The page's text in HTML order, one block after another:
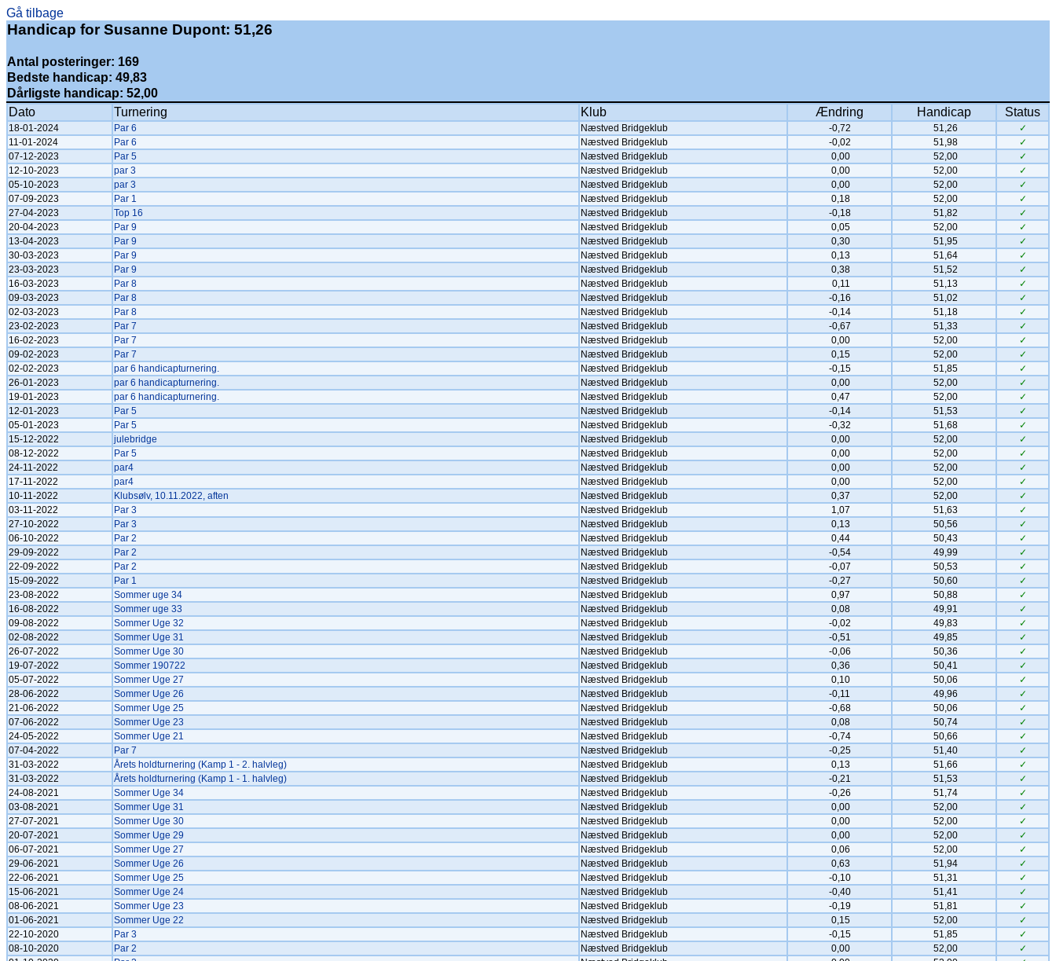
Gå tilbage
Handicap for Susanne Dupont: 51,26
Antal posteringer: 169
Bedste handicap: 49,83
Dårligste handicap: 52,00
Dato
Turnering Klub Ændring Handicap Status
18-01-2024 Par 6 Næstved Bridgeklub -0,72 51,26
✓
11-01-2024
Par 6 Næstved Bridgeklub -0,02 51,98
✓
07-12-2023
Par 5 Næstved Bridgeklub 0,00 52,00
✓
12-10-2023
par 3 Næstved Bridgeklub 0,00 52,00
✓
05-10-2023
par 3 Næstved Bridgeklub 0,00 52,00
✓
07-09-2023
Par 1 Næstved Bridgeklub 0,18 52,00
✓
27-04-2023
Top 16 Næstved Bridgeklub -0,18 51,82
✓
20-04-2023
Par 9 Næstved Bridgeklub 0,05 52,00
✓
13-04-2023
Par 9 Næstved Bridgeklub 0,30 51,95
✓
30-03-2023
Par 9 Næstved Bridgeklub 0,13 51,64
✓
23-03-2023
Par 9 Næstved Bridgeklub 0,38 51,52
✓
16-03-2023
Par 8 Næstved Bridgeklub 0,11 51,13
✓
09-03-2023
Par 8 Næstved Bridgeklub -0,16 51,02
✓
02-03-2023
Par 8 Næstved Bridgeklub -0,14 51,18
✓
23-02-2023
Par 7 Næstved Bridgeklub -0,67 51,33
✓
16-02-2023
Par 7 Næstved Bridgeklub 0,00 52,00
✓
09-02-2023
Par 7 Næstved Bridgeklub 0,15 52,00
✓
02-02-2023
par 6 handicapturnering. Næstved Bridgeklub -0,15 51,85
✓
26-01-2023
par 6 handicapturnering. Næstved Bridgeklub 0,00 52,00
✓
19-01-2023
par 6 handicapturnering. Næstved Bridgeklub 0,47 52,00
✓
12-01-2023
Par 5 Næstved Bridgeklub -0,14 51,53
✓
05-01-2023
Par 5 Næstved Bridgeklub -0,32 51,68
✓
15-12-2022
julebridge Næstved Bridgeklub 0,00 52,00
✓
08-12-2022
Par 5 Næstved Bridgeklub 0,00 52,00
✓
24-11-2022
par4 Næstved Bridgeklub 0,00 52,00
✓
17-11-2022
par4 Næstved Bridgeklub 0,00 52,00
✓
10-11-2022
Klubsølv, 10.11.2022, aften Næstved Bridgeklub 0,37 52,00
✓
03-11-2022
Par 3 Næstved Bridgeklub 1,07 51,63
✓
27-10-2022
Par 3 Næstved Bridgeklub 0,13 50,56
✓
06-10-2022
Par 2 Næstved Bridgeklub 0,44 50,43
✓
29-09-2022
Par 2 Næstved Bridgeklub -0,54 49,99
✓
22-09-2022
Par 2 Næstved Bridgeklub -0,07 50,53
✓
15-09-2022
Par 1 Næstved Bridgeklub -0,27 50,60
✓
23-08-2022
Sommer uge 34 Næstved Bridgeklub 0,97 50,88
✓
16-08-2022
Sommer uge 33 Næstved Bridgeklub 0,08 49,91
✓
09-08-2022
Sommer Uge 32 Næstved Bridgeklub -0,02 49,83
✓
02-08-2022
Sommer Uge 31 Næstved Bridgeklub -0,51 49,85
✓
26-07-2022
Sommer Uge 30 Næstved Bridgeklub -0,06 50,36
✓
19-07-2022
Sommer 190722 Næstved Bridgeklub 0,36 50,41
✓
05-07-2022
Sommer Uge 27 Næstved Bridgeklub 0,10 50,06
✓
28-06-2022
Sommer Uge 26 Næstved Bridgeklub -0,11 49,96
✓
21-06-2022
Sommer Uge 25 Næstved Bridgeklub -0,68 50,06
✓
07-06-2022
Sommer Uge 23 Næstved Bridgeklub 0,08 50,74
✓
24-05-2022
Sommer Uge 21 Næstved Bridgeklub -0,74 50,66
✓
07-04-2022
Par 7 Næstved Bridgeklub -0,25 51,40
✓
31-03-2022
Årets holdturnering (Kamp 1 - 2. halvleg) Næstved Bridgeklub 0,13 51,66
✓
31-03-2022
Årets holdturnering (Kamp 1 - 1. halvleg) Næstved Bridgeklub -0,21 51,53
✓
24-08-2021
Sommer Uge 34 Næstved Bridgeklub -0,26 51,74
✓
03-08-2021
Sommer Uge 31 Næstved Bridgeklub 0,00 52,00
✓
27-07-2021
Sommer Uge 30 Næstved Bridgeklub 0,00 52,00
✓
20-07-2021
Sommer Uge 29 Næstved Bridgeklub 0,00 52,00
✓
06-07-2021
Sommer Uge 27 Næstved Bridgeklub 0,06 52,00
✓
29-06-2021
Sommer Uge 26 Næstved Bridgeklub 0,63 51,94
✓
22-06-2021
Sommer Uge 25 Næstved Bridgeklub -0,10 51,31
✓
15-06-2021
Sommer Uge 24 Næstved Bridgeklub -0,40 51,41
✓
08-06-2021
Sommer Uge 23 Næstved Bridgeklub -0,19 51,81
✓
01-06-2021
Sommer Uge 22 Næstved Bridgeklub 0,15 52,00
✓
22-10-2020
Par 3 Næstved Bridgeklub -0,15 51,85
✓
08-10-2020
Par 2 Næstved Bridgeklub 0,00 52,00
✓